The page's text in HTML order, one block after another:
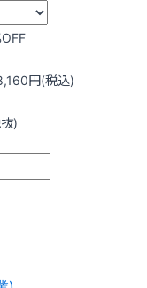
円(税込)
)